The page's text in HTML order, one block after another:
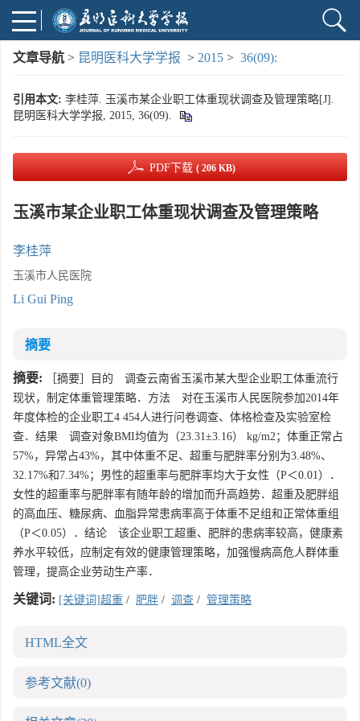
文章导航 > 昆明医科大学学报 > 2015 > 36(09):
引用本文: 李桂萍. 玉溪市某企业职工体重现状调查及管理策略[J].
昆明医科大学学报, 2015, 36(09).
PDF下载 ( 206 KB)
玉溪市某企业职工体重现状调查及管理策略
李桂萍
玉溪市人民医院
Li Gui Ping
摘要
摘要: ［摘要］目的 调查云南省玉溪市某大型企业职工体重流行
现状，制定体重管理策略．方法 对在玉溪市人民医院参加2014年
年度体检的企业职工4 454人进行问卷调查、体格检查及实验室检
查．结果 调查对象BMI均值为（23.31±3.16） kg/m2；体重正常占
57%，异常占43%，其中体重不足、超重与肥胖率分别为3.48%、
32.17%和7.34%；男性的超重率与肥胖率均大于女性（P＜0.01）．
女性的超重率与肥胖率有随年龄的增加而升高趋势．超重及肥胖组
的高血压、糖尿病、血脂异常患病率高于体重不足组和正常体重组
（P＜0.05）．结论 该企业职工超重、肥胖的患病率较高，健康素
养水平较低，应制定有效的健康管理策略，加强慢病高危人群体重
管理，提高企业劳动生产率．
关键词: [关键词]超重 / 肥胖 / 调查 / 管理策略
HTML全文
参考文献(0)